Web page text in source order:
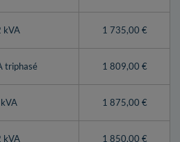
kVA 1 735,00 €
triphasé 1 809,00 €
1 875,00 €
kVA 1 850,00 €